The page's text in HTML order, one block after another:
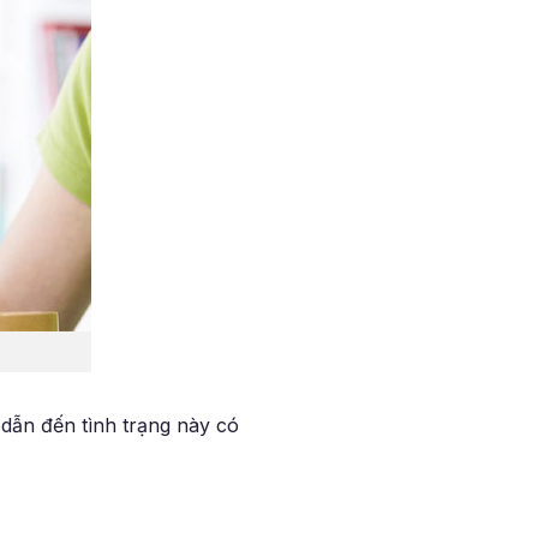
đến tình trạng này có